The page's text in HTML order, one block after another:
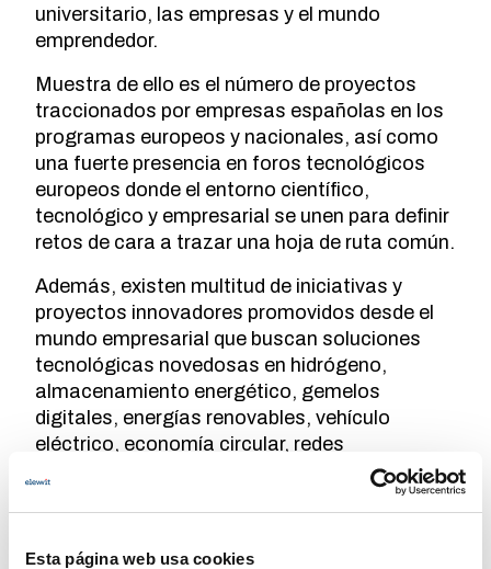
Esta página web usa cookies
universitario, las empresas y el mundo
emprendedor.
Muestra de ello es el número de proyectos
traccionados por empresas españolas en los
programas europeos y nacionales, así como
una fuerte presencia en foros tecnológicos
europeos donde el entorno científico,
tecnológico y empresarial se unen para definir
retos de cara a trazar una hoja de ruta común.
Además, existen multitud de iniciativas y
proyectos innovadores promovidos desde el
mundo empresarial que buscan soluciones
tecnológicas novedosas en hidrógeno,
almacenamiento energético, gemelos
digitales, energías renovables, vehículo
eléctrico, economía circular, redes
inteligentes, comunidades energéticas..., lo
que pone de manifiesto que la innovación
europeo.